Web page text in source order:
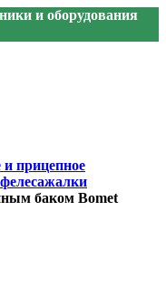
и оборудования
и прицепное
баком Bomet